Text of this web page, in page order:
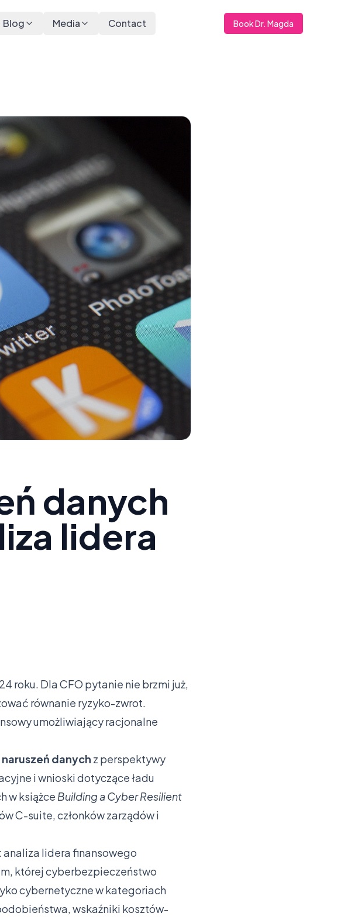
Blog Media Contact Book Dr. Magda
danych
lidera
roku. Dla CFO pytanie nie brzmi już,
równanie ryzyko-zwrot.
umożliwiający racjonalne
danych z perspektywy
i wnioski dotyczące ładu
w książce Building a Cyber Resilient
C-suite, członków zarządów i
analiza lidera finansowego
której cyberbezpieczeństwo
cybernetyczne w kategoriach
wskaźniki kosztów-